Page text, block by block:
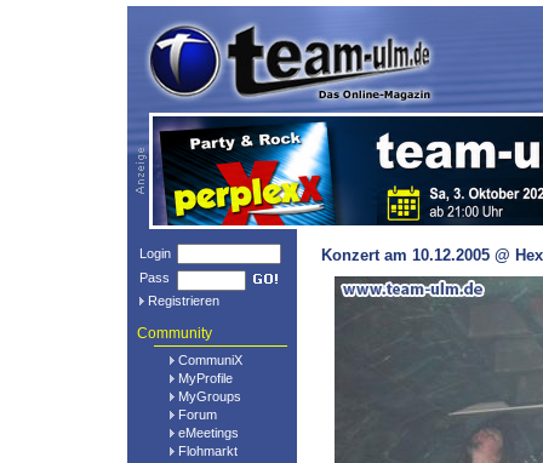
Login
Pass
Registrieren
Community
CommuniX
MyProfile
MyGroups
Forum
eMeetings
Flohmarkt
Konzert am 10.12.2005 @